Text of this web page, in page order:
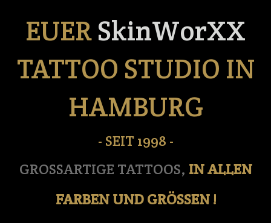
EUERSkinWorXX
TATTOO STUDIO IN
HAMBURG
- SEIT 1998 -
GROSSARTIGE TATTOOS, IN ALLEN
FARBEN UND GRÖSSEN !